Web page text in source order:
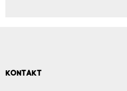
KONTAKT